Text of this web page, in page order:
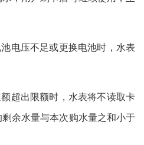
压不足或更换电池时，水表
超出限额时，水表将不读取卡
余水量与本次购水量之和小于